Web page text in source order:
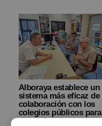
Alboraya establece un
sistema más eficaz de
colaboración con los
colegios públicos para
comunicar